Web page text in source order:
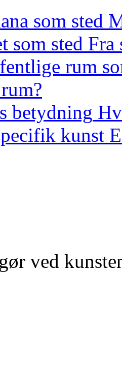
som sted
som sted Fra
rum
betydning
kunst
ved